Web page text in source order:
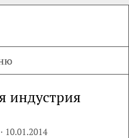
индустрия
10.01.2014